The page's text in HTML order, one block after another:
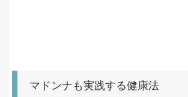
マドンナも実践する健康法